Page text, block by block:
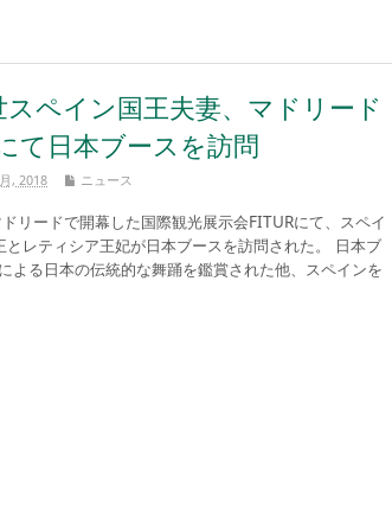
ペイン国王夫妻、マドリード
て日本ブースを訪問
, 2018 ニュース
リードで開幕した国際観光展示会FITURにて、スペイ
とレティシア王妃が日本ブースを訪問された。 日本ブ
よる日本の伝統的な舞踊を鑑賞された他、スペインを